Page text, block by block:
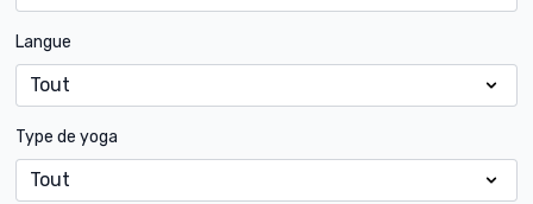
Langue
Type de yoga